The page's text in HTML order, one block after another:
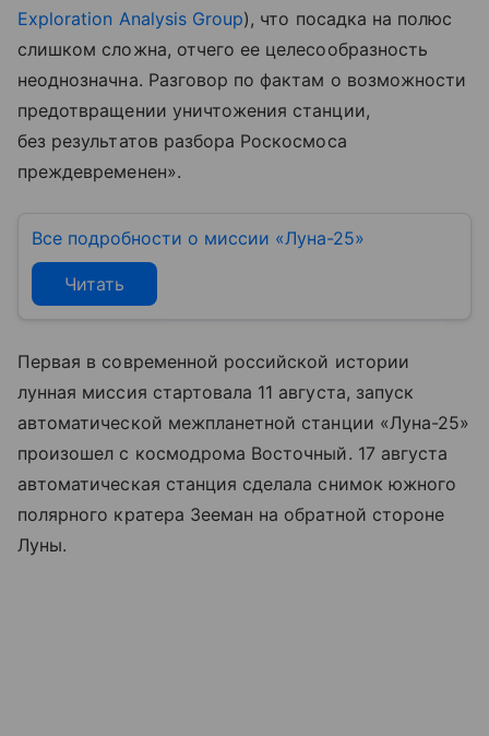
Exploration Analysis Group), что посадка на полюс
слишком сложна, отчего ее целесообразность
неоднозначна. Разговор по фактам о возможности
предотвращении уничтожения станции,
без результатов разбора Роскосмоса
преждевременен».
Все подробности о миссии «Луна-25»
Читать
Первая в современной российской истории
лунная миссия стартовала 11 августа, запуск
автоматической межпланетной станции «Луна-25»
произошел с космодрома Восточный. 17 августа
автоматическая станция сделала снимок южного
полярного кратера Зееман на обратной стороне
Луны.